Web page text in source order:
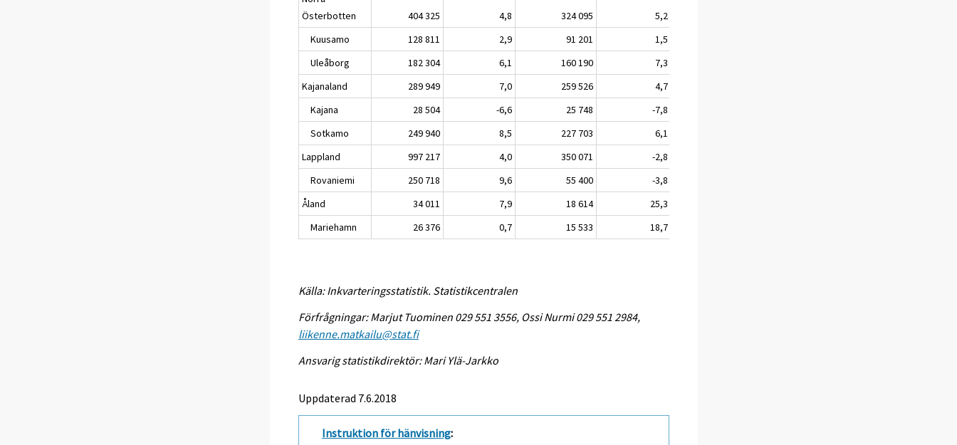
Österbotten
404 325 4,8 324 095 5,2
Kuusamo
128 811 2,9 91 201 1,5
Uleåborg
182 304 6,1 160 190 7,3
Kajanaland
289 949 7,0 259 526 4,7
Kajana
28 504 -6,6 25 748 -7,8
Sotkamo
249 940 8,5 227 703 6,1
Lappland
997 217 4,0 350 071 -2,8
Rovaniemi
250 718 9,6 55 400 -3,8
Åland
34 011 7,9 18 614 25,3
Mariehamn
26 376 0,7 15 533 18,7
Källa: Inkvarteringsstatistik. Statistikcentralen
Förfrågningar: Marjut Tuominen 029 551 3556, Ossi Nurmi 029 551 2984,
liikenne.matkailu@stat.fi
Ansvarig statistikdirektör: Mari Ylä-Jarkko
Uppdaterad 7.6.2018
Instruktion för hänvisning: